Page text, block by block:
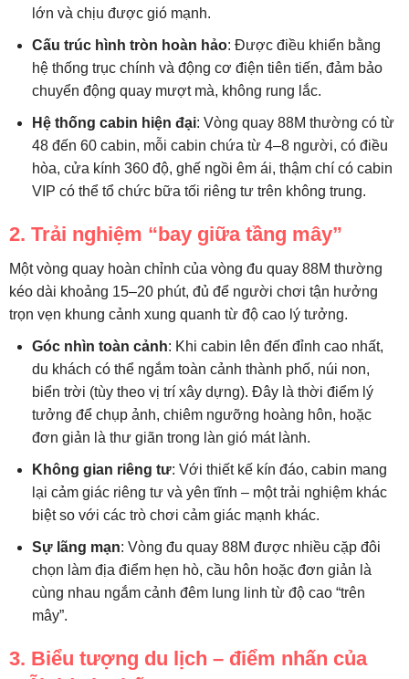
lớn và chịu được gió mạnh.
Cấu trúc hình tròn hoàn hảo: Được điều khiển bằng
hệ thống trục chính và động cơ điện tiên tiến, đảm bảo
chuyển động quay mượt mà, không rung lắc.
Hệ thống cabin hiện đại: Vòng quay 88M thường có từ
48 đến 60 cabin, mỗi cabin chứa từ 4–8 người, có điều
hòa, cửa kính 360 độ, ghế ngồi êm ái, thậm chí có cabin
VIP có thể tổ chức bữa tối riêng tư trên không trung.
2. Trải nghiệm “bay giữa tầng mây”
Một vòng quay hoàn chỉnh của vòng đu quay 88M thường
kéo dài khoảng 15–20 phút, đủ để người chơi tận hưởng
trọn vẹn khung cảnh xung quanh từ độ cao lý tưởng.
Góc nhìn toàn cảnh: Khi cabin lên đến đỉnh cao nhất,
du khách có thể ngắm toàn cảnh thành phố, núi non,
biển trời (tùy theo vị trí xây dựng). Đây là thời điểm lý
tưởng để chụp ảnh, chiêm ngưỡng hoàng hôn, hoặc
đơn giản là thư giãn trong làn gió mát lành.
Không gian riêng tư: Với thiết kế kín đáo, cabin mang
lại cảm giác riêng tư và yên tĩnh – một trải nghiệm khác
biệt so với các trò chơi cảm giác mạnh khác.
Sự lãng mạn: Vòng đu quay 88M được nhiều cặp đôi
chọn làm địa điểm hẹn hò, cầu hôn hoặc đơn giản là
cùng nhau ngắm cảnh đêm lung linh từ độ cao “trên
mây”.
3. Biểu tượng du lịch – điểm nhấn của